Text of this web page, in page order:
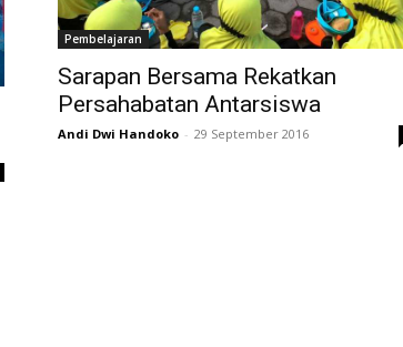
Pembelajaran
Sarapan Bersama Rekatkan
Persahabatan Antarsiswa
Andi Dwi Handoko - 29 September 2016